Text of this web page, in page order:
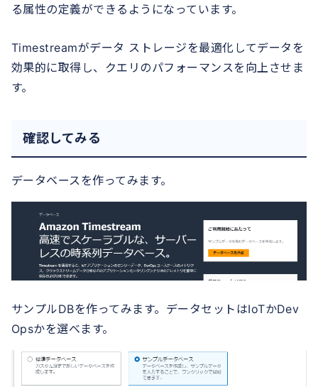
る属性の定義ができるようになっています。
Timestreamがデータ ストレージを最適化してデータを
効果的に取得し、クエリのパフォーマンスを向上させま
す。
確認してみる
データベースを作ってみます。
サンプルDBを作ってみます。データセットはIoTかDev
Opsかを選べます。